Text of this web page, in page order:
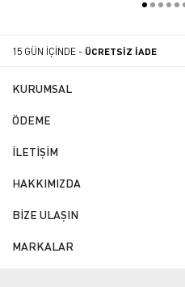
15 GÜN İÇİNDE - ÜCRETSİZ İADE
KURUMSAL
ÖDEME
İLETİŞİM
HAKKIMIZDA
BİZE ULAŞIN
MARKALAR